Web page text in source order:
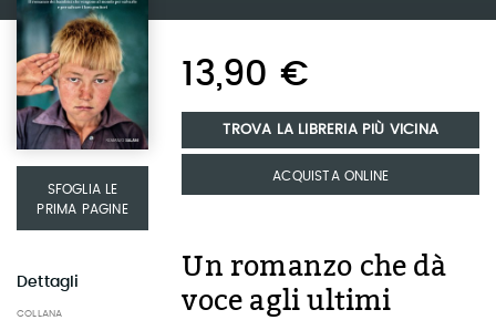
SFOGLIA LE
PRIMA PAGINE
Dettagli
COLLANA
13,90 €
TROVA LA LIBRERIA PIÙ VICINA
ACQUISTA ONLINE
Un romanzo che dà
voce agli ultimi